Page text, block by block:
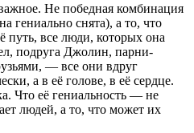
Не победная комбинация
гениально снята), а то, что
путь, все люди, которых она
подруга Джолин, парни-
— все они вдруг
а в её голове, в её сердце.
Что её гениальность — не
людей, а то, что может их